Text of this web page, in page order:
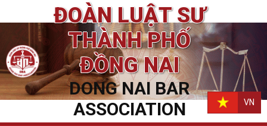
ĐOÀN LUẬT SƯ
THÀNH PHỐ
ĐỒNG NAI
DONG NAI BAR
ASSOCIATION
VN